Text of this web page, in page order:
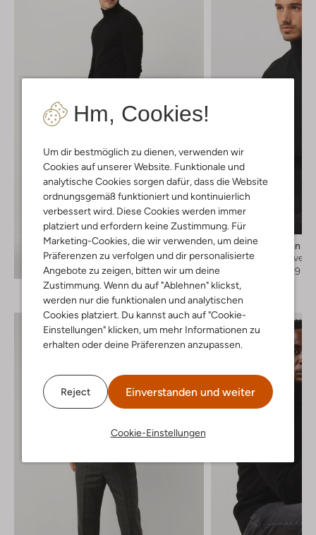
Hm, Cookies!
Um dir bestmöglich zu dienen, verwenden wir
Cookies auf unserer Website. Funktionale und
analytische Cookies sorgen dafür, dass die Website
ordnungsgemäß funktioniert und kontinuierlich
verbessert wird. Diese Cookies werden immer
platziert und erfordern keine Zustimmung. Für
Marketing-Cookies, die wir verwenden, um deine
Präferenzen zu verfolgen und dir personalisierte
Angebote zu zeigen, bitten wir um deine
Zustimmung. Wenn du auf "Ablehnen" klickst,
werden nur die funktionalen und analytischen
Cookies platziert. Du kannst auch auf "Cookie-
Einstellungen" klicken, um mehr Informationen zu
erhalten oder deine Präferenzen anzupassen.
Reject Einverstanden und weiter
Cookie-Einstellungen
Entdecke den Look
Letzter Artikel
-50%
Tiger Of Sweden
Rollkragenpullover
€ 89,99